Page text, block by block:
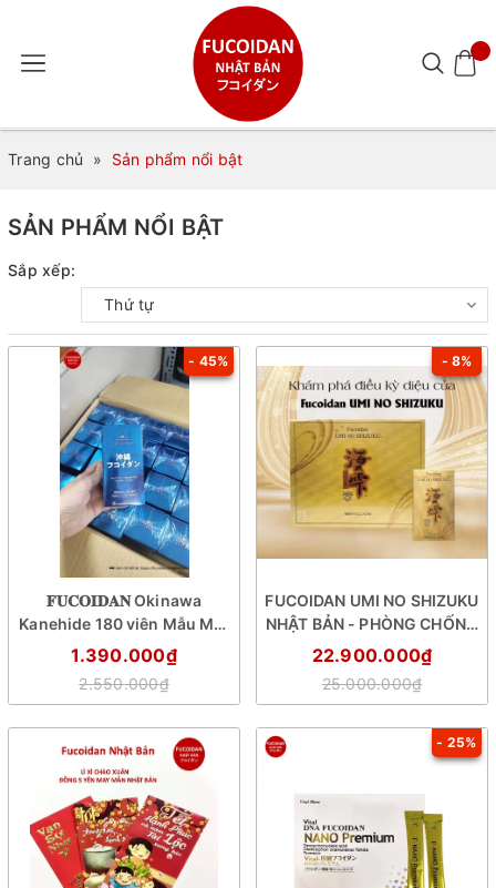
Trang chủ » Sản phẩm nổi bật
SẢN PHẨM NỔI BẬT
Sắp xếp:
Thứ tự
- 45%
𝐅𝐔𝐂𝐎𝐈𝐃𝐀𝐍 Okinawa
Kanehide 180 viên Mẫu Mới
(Fucoidan Xanh) - PHÒNG
CHỐNG VÀ HỖ TRỢ ĐIỀU TRỊ
UNG THƯ
1.390.000₫
2.550.000₫
- 8%
FUCOIDAN UMI NO SHIZUKU
NHẬT BẢN - PHÒNG CHỐNG
VÀ HỖ TRỢ ĐIỀU TRỊ UNG
22.900.000₫
25.000.000₫
- 25%